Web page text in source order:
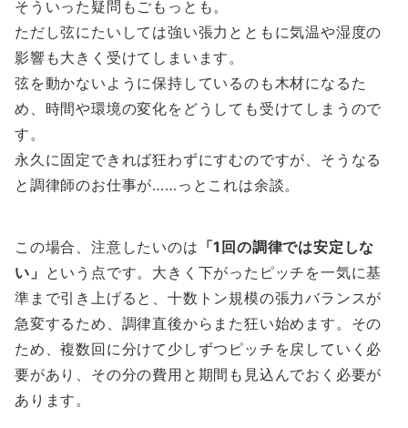
そういった疑問もごもっとも。
ただし弦にたいしては強い張力とともに気温や湿度の
影響も大きく受けてしまいます。
弦を動かないように保持しているのも木材になるた
め、時間や環境の変化をどうしても受けてしまうので
す。
永久に固定できれば狂わずにすむのですが、そうなる
と調律師のお仕事が……っとこれは余談。
この場合、注意したいのは 「1回の調律では安定しな
い」 という点です。大きく下がったピッチを一気に基
準まで引き上げると、十数トン規模の張力バランスが
急変するため、調律直後からまた狂い始めます。その
ため、複数回に分けて少しずつピッチを戻していく必
要があり、その分の費用と期間も見込んでおく必要が
あります。